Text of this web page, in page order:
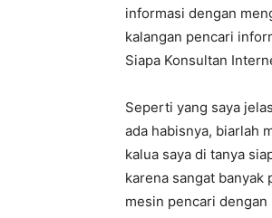
informasi dengan
kalangan pencari
Siapa Konsultan
Seperti yang saya
ada habisnya, biarlah
kalua saya di tanya
karena sangat banyak
mesin pencari